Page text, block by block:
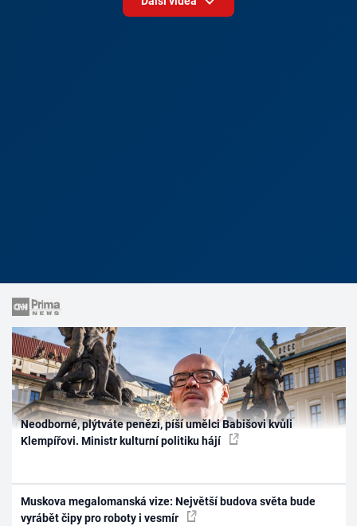
Neodborné, plýtváte penězi, píší umělci Babišovi kvůli
Klempířovi. Ministr kulturní politiku hájí
Muskova megalomanská vize: Největší budova světa bude
vyrábět čipy pro roboty i vesmír